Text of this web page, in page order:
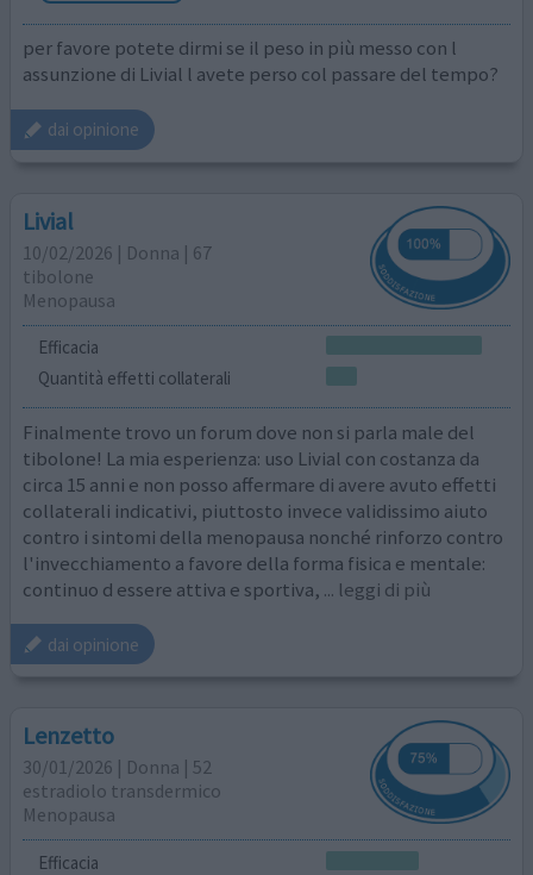
per favore potete dirmi se il peso in più messo con l
assunzione di Livial l avete perso col passare del tempo?
dai opinione
Livial
10/02/2026 | Donna | 67
tibolone
Menopausa
Efficacia
Quantità effetti collaterali
Finalmente trovo un forum dove non si parla male del
tibolone! La mia esperienza: uso Livial con costanza da
circa 15 anni e non posso affermare di avere avuto effetti
collaterali indicativi, piuttosto invece validissimo aiuto
contro i sintomi della menopausa nonché rinforzo contro
l'invecchiamento a favore della forma fisica e mentale:
continuo d essere attiva e sportiva, ... leggi di più
dai opinione
Lenzetto
30/01/2026 | Donna | 52
estradiolo transdermico
Menopausa
Efficacia